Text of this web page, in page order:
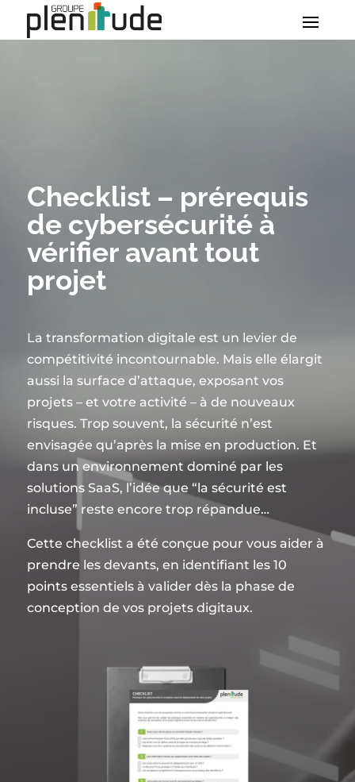
Checklist – prérequis
de cybersécurité à
vérifier avant tout
projet
La transformation digitale est un levier de
compétitivité incontournable. Mais elle élargit
aussi la surface d’attaque, exposant vos
projets – et votre activité – à de nouveaux
risques. Trop souvent, la sécurité n’est
envisagée qu’après la mise en production. Et
dans un environnement dominé par les
solutions SaaS, l’idée que “la sécurité est
incluse” reste encore trop répandue…
Cette checklist a été conçue pour vous aider à
prendre les devants, en identifiant les 10
points essentiels à valider dès la phase de
conception de vos projets digitaux.